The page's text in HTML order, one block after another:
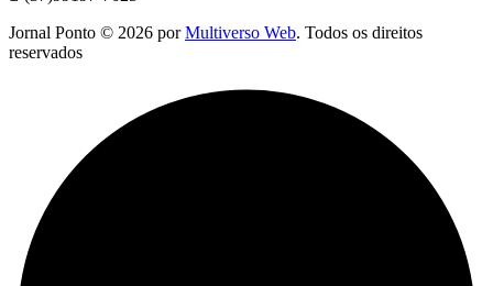
Jornal Ponto © 2026 porMultiverso Web. Todos os direitos
reservados